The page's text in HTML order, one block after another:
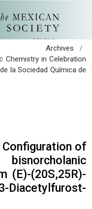
Archives /
Chemistry in Celebration
la Sociedad Química de
of
bisnorcholanic
(E)-(20S,25R)-
Diacetylfurost-